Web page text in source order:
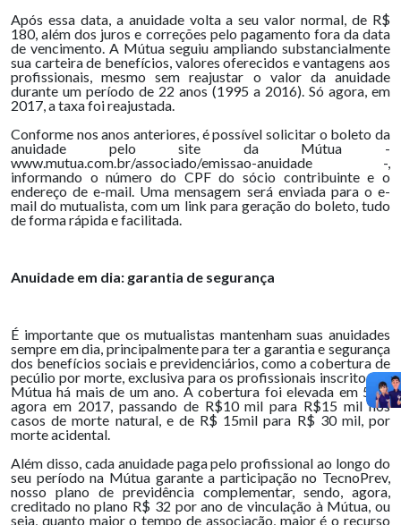
Após essa data, a anuidade volta a seu valor normal, de R$
180, além dos juros e correções pelo pagamento fora da data
de vencimento. A Mútua seguiu ampliando substancialmente
sua carteira de benefícios, valores oferecidos e vantagens aos
profissionais, mesmo sem reajustar o valor da anuidade
durante um período de 22 anos (1995 a 2016). Só agora, em
2017, a taxa foi reajustada.
Conforme nos anos anteriores, é possível solicitar o boleto da
anuidade pelo site da Mútua -
www.mutua.com.br/associado/emissao-anuidade -,
informando o número do CPF do sócio contribuinte e o
endereço de e-mail. Uma mensagem será enviada para o e-
mail do mutualista, com um link para geração do boleto, tudo
de forma rápida e facilitada.
Anuidade em dia: garantia de segurança
É importante que os mutualistas mantenham suas anuidades
sempre em dia, principalmente para ter a garantia e segurança
dos benefícios sociais e previdenciários, como a cobertura de
pecúlio por morte, exclusiva para os profissionais inscritos na
Mútua há mais de um ano. A cobertura foi elevada em 50%
agora em 2017, passando de R$10 mil para R$15 mil nos
casos de morte natural, e de R$ 15mil para R$ 30 mil, por
morte acidental.
Além disso, cada anuidade paga pelo profissional ao longo do
seu período na Mútua garante a participação no TecnoPrev,
nosso plano de previdência complementar, sendo, agora,
creditado no plano R$ 32 por ano de vinculação à Mútua, ou
seja, quanto maior o tempo de associação, maior é o recurso